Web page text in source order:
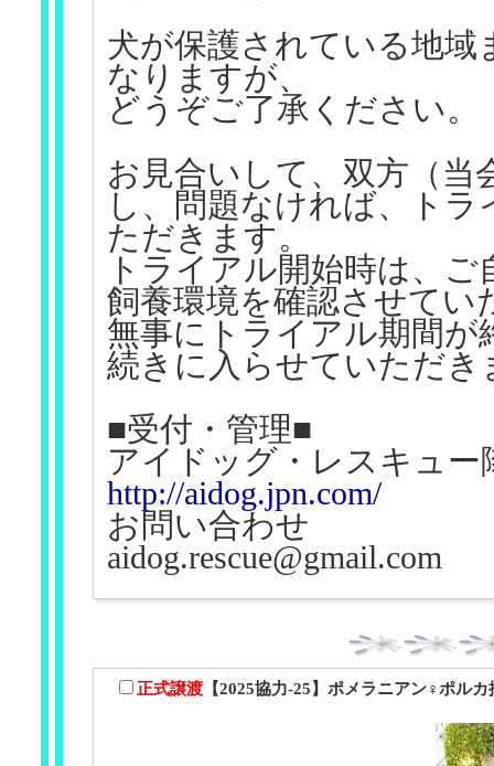
犬が保護されている地
なりますが、
どうぞご了承ください。
お見合いして、双方（当
し、問題なければ、ト
ただきます。
トライアル開始時は、
飼養環境を確認させてい
無事にトライアル期間が
続きに入らせていただき
■受付・管理■
アイドッグ・レスキュー
http://aidog.jpn.com/
お問い合わせ
aidog.rescue@gmail.com
正式譲渡 【2025協力-25】ポメラニアン♀ポル